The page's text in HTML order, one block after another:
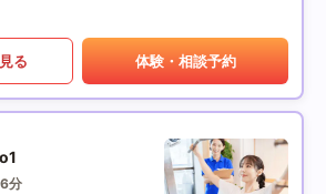
る 体験・相談予約
分